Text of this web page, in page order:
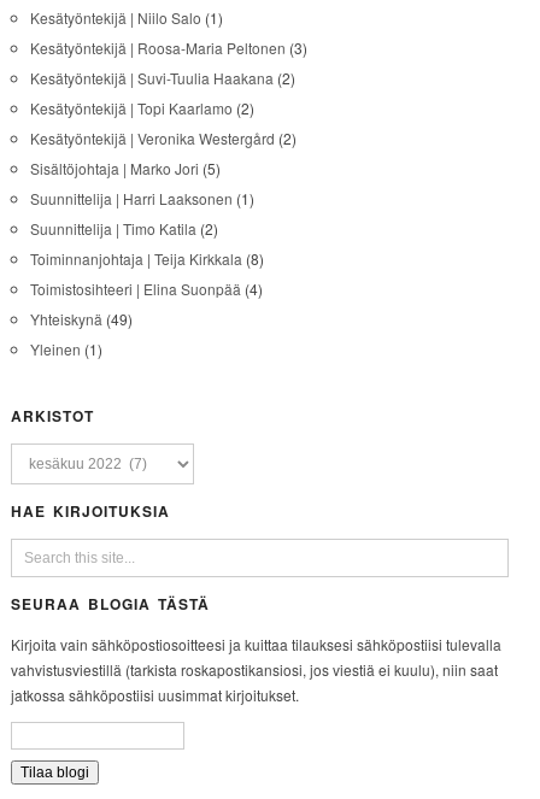
Kesätyöntekijä | Niilo Salo (1)
Kesätyöntekijä | Roosa-Maria Peltonen (3)
Kesätyöntekijä | Suvi-Tuulia Haakana (2)
Kesätyöntekijä | Topi Kaarlamo (2)
Kesätyöntekijä | Veronika Westergård (2)
Sisältöjohtaja | Marko Jori (5)
Suunnittelija | Harri Laaksonen (1)
Suunnittelija | Timo Katila (2)
Toiminnanjohtaja | Teija Kirkkala (8)
Toimistosihteeri | Elina Suonpää (4)
Yhteiskynä (49)
Yleinen (1)
ARKISTOT
HAE KIRJOITUKSIA
SEURAA BLOGIA TÄSTÄ
Kirjoita vain sähköpostiosoitteesi ja kuittaa tilauksesi sähköpostiisi tulevalla
vahvistusviestillä (tarkista roskapostikansiosi, jos viestiä ei kuulu), niin saat
jatkossa sähköpostiisi uusimmat kirjoitukset.